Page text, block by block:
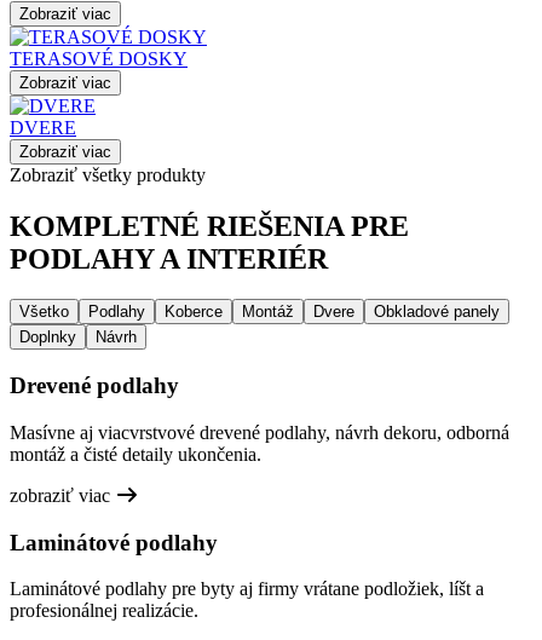
Zobraziť viac
TERASOVÉ DOSKY
Zobraziť viac
DVERE
Zobraziť viac
Zobraziť všetky produkty
KOMPLETNÉ RIEŠENIA PRE
PODLAHY A INTERIÉR
Všetko Podlahy Koberce Montáž Dvere
Obkladové panely
Doplnky
Návrh
Drevené podlahy
Masívne aj viacvrstvové drevené podlahy, návrh dekoru, odborná
montáž a čisté detaily ukončenia.
zobraziť viac
Laminátové podlahy
Laminátové podlahy pre byty aj firmy vrátane podložiek, líšt a
profesionálnej realizácie.